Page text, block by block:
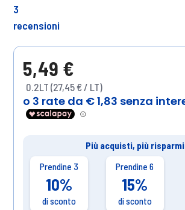
3
recensioni
5,49 €
0.2LT (27,45 € / LT)
Più acquisti, più risparmi
Prendine 3
10%
di sconto
Prendine 6
15%
di sconto